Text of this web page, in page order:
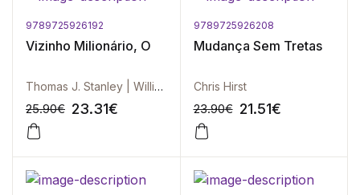
9789725926192
Vizinho Milionário, O
Thomas J. Stanley | William D. Danko
25.90€ 23.31€
9789725926208
Mudança Sem Tretas
Chris Hirst
23.90€ 21.51€